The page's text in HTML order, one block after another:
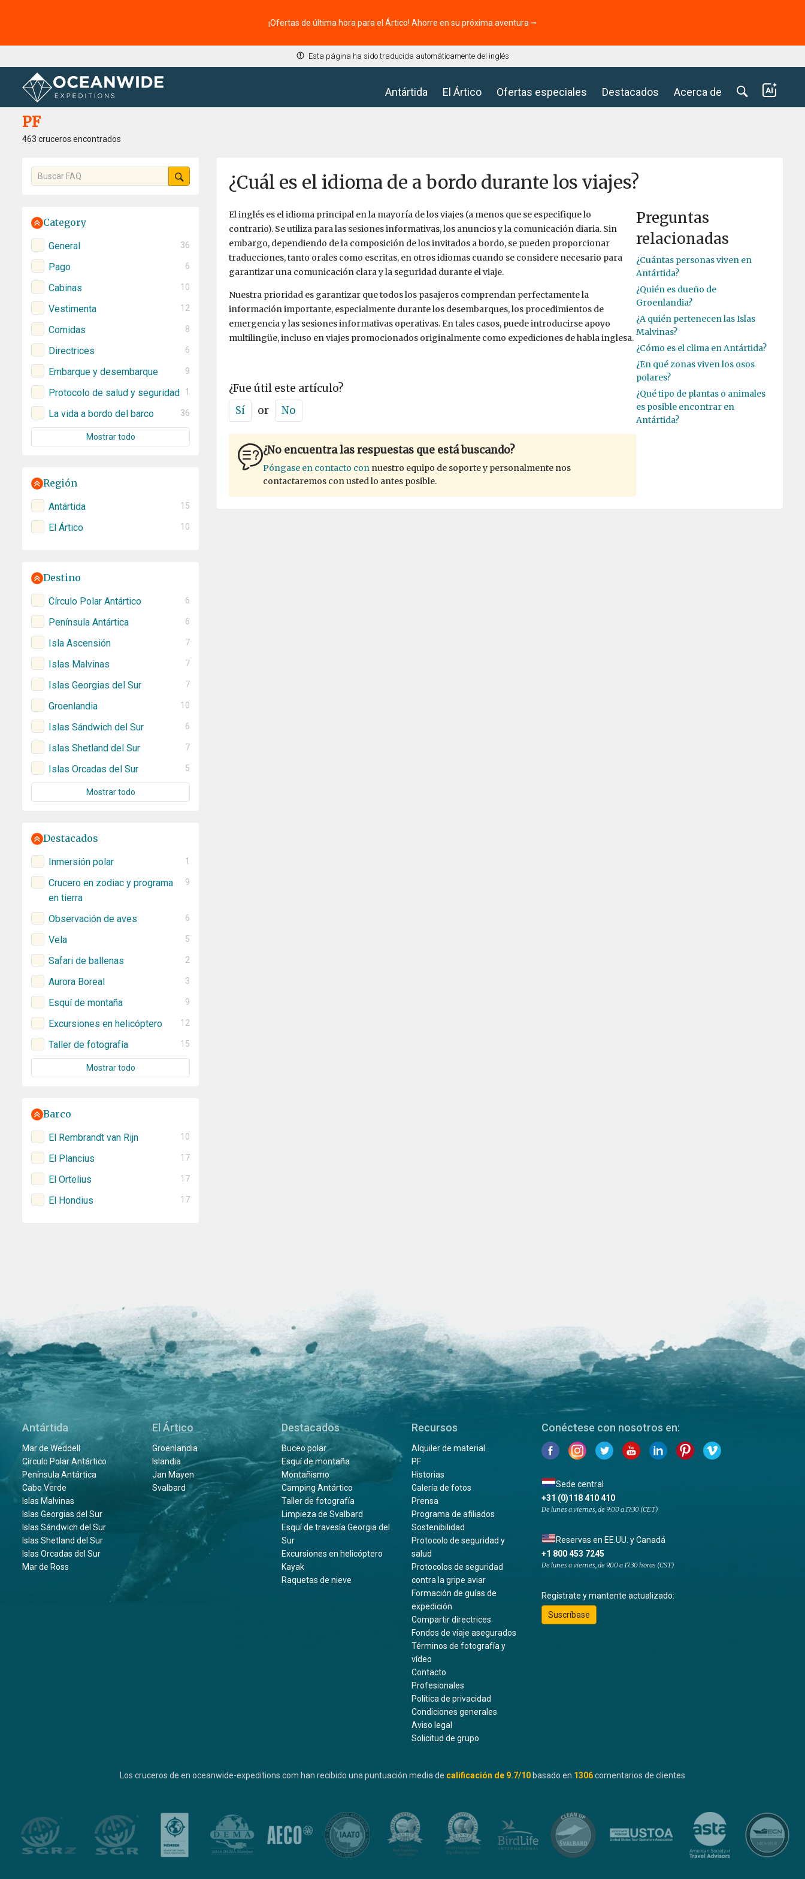
¡Ofertas de última hora para el Ártico! Ahorre en su próxima aventura ⭢
Esta página ha sido traducida automáticamente del inglés
Antártida El Ártico Ofertas especiales Destacados Acerca de
Página principal PF
PF
463 cruceros encontrados
Category
General 36
Pago 6
Cabinas 10
Vestimenta 12
Comidas 8
Directrices 6
Embarque y desembarque 9
Protocolo de salud y seguridad 1
La vida a bordo del barco 36
Mostrar todo
Región
Antártida 15
El Ártico 10
Destino
Círculo Polar Antártico 6
Península Antártica 6
Isla Ascensión 7
Islas Malvinas 7
Islas Georgias del Sur 7
Groenlandia 10
Islas Sándwich del Sur 6
Islas Shetland del Sur 7
Islas Orcadas del Sur 5
Mostrar todo
Destacados
Inmersión polar 1
Crucero en zodiac y programa
en tierra
9
Observación de aves 6
Vela 5
Safari de ballenas 2
Aurora Boreal 3
Esquí de montaña 9
Excursiones en helicóptero 12
Taller de fotografía 15
Mostrar todo
Barco
El Rembrandt van Rijn 10
El Plancius 17
El Ortelius 17
El Hondius 17
¿Cuál es el idioma de a bordo durante los viajes?
El inglés es el idioma principal en la mayoría de los viajes (a menos que se especifique lo
contrario). Se utiliza para las sesiones informativas, los anuncios y la comunicación diaria. Sin
embargo, dependiendo de la composición de los invitados a bordo, se pueden proporcionar
traducciones, tanto orales como escritas, en otros idiomas cuando se considere necesario para
garantizar una comunicación clara y la seguridad durante el viaje.
Nuestra prioridad es garantizar que todos los pasajeros comprendan perfectamente la
información importante, especialmente durante los desembarques, los procedimientos de
emergencia y las sesiones informativas operativas. En tales casos, puede introducirse apoyo
multilingüe, incluso en viajes promocionados originalmente como expediciones de habla inglesa.
¿Fue útil este artículo?
Sí
or No
¿No encuentra las respuestas que está buscando?
Póngase en contacto con nuestro equipo de soporte y personalmente nos
contactaremos con usted lo antes posible.
Preguntas
relacionadas
¿Cuántas personas viven en
Antártida?
¿Quién es dueño de
Groenlandia?
¿A quién pertenecen las Islas
Malvinas?
¿Cómo es el clima en Antártida?
¿En qué zonas viven los osos
polares?
¿Qué tipo de plantas o animales
es posible encontrar en
Antártida?
Antártida
Mar de Weddell
Círculo Polar Antártico
Península Antártica
Cabo Verde
Islas Malvinas
Islas Georgias del Sur
Islas Sándwich del Sur
Islas Shetland del Sur
Islas Orcadas del Sur
Mar de Ross
El Ártico
Groenlandia
Islandia
Jan Mayen
Svalbard
Destacados
Buceo polar
Esquí de montaña
Montañismo
Camping Antártico
Taller de fotografía
Limpieza de Svalbard
Esquí de travesía Georgia del
Sur
Excursiones en helicóptero
Kayak
Raquetas de nieve
Recursos
Alquiler de material
PF
Historias
Galería de fotos
Prensa
Programa de afiliados
Sostenibilidad
Protocolo de seguridad y
salud
Protocolos de seguridad
contra la gripe aviar
Formación de guías de
expedición
Compartir directrices
Fondos de viaje asegurados
Términos de fotografía y
vídeo
Contacto
Profesionales
Política de privacidad
Condiciones generales
Aviso legal
Solicitud de grupo
Conéctese con nosotros en:
Sede central
+31 (0)118 410 410
De lunes a viernes, de 9:00 a 17:30 (CET)
Reservas en EE.UU. y Canadá
+1 800 453 7245
De lunes a viernes, de 9.00 a 17.30 horas (CST)
Regístrate y mantente actualizado:
Suscríbase
Los cruceros de en oceanwide-expeditions.com han recibido una puntuación media de calificación de 9.7/10 basado en 1306comentarios de clientes